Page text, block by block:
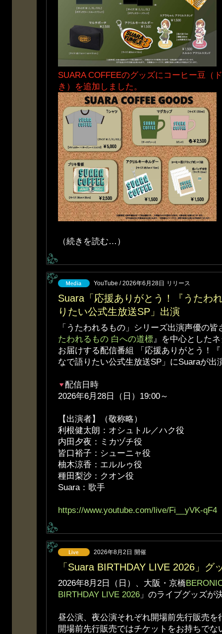
SUARA COFFEEのグッズにコーヒー豆（
き）を追加しました。
（続きを読む…）
YouTube / 2026年6月28日 リリース
Suara「応援ありがとう！『うたわ
りたい公式生放送SP」出演
「うたわれるもの」シリーズ出演声優の
たわれるもの 白への道標』を中心とした
お届けする配信番組 「応援ありがとう！
なで語りたい公式生放送SP」にSuaraが出
配信日時
2026年6月28日（日）19:00～
【出演者】（敬称略）
利根健太朗：オシュトル／ハク役
内田夕夜：ミカヅチ役
皆口裕子：シューニャ役
柚木涼香：エルルゥ役
種田梨沙：クオン役
Suara：歌手
https://www.youtube.com/live/Fi__yVK-qF4
2026年8月2日 開催
「Suara BIRTHDAY LIVE 2026」グ
2026年8月2日（日）、大阪・京橋
BIRTHDAY LIVE 2026 」のライブグッズが
昼公演、夜公演それぞれ開場前先行販売を
開場前先行販売ではチケットをお持ちで